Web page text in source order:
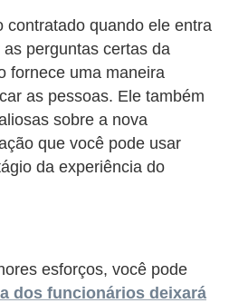
contratado quando ele entra
perguntas certas da
fornece uma maneira
as pessoas. Ele também
sobre a nova
que você pode usar
da experiência do
esforços, você pode
dos funcionários deixará